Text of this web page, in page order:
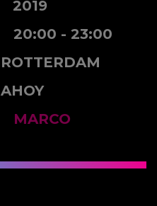
2019
20:00 - 23:00
ROTTERDAM
AHOY
MARCO